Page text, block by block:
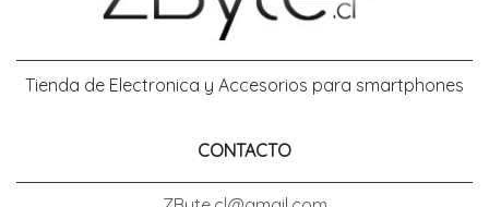
Tienda de Electronica y Accesorios para smartphones
CONTACTO